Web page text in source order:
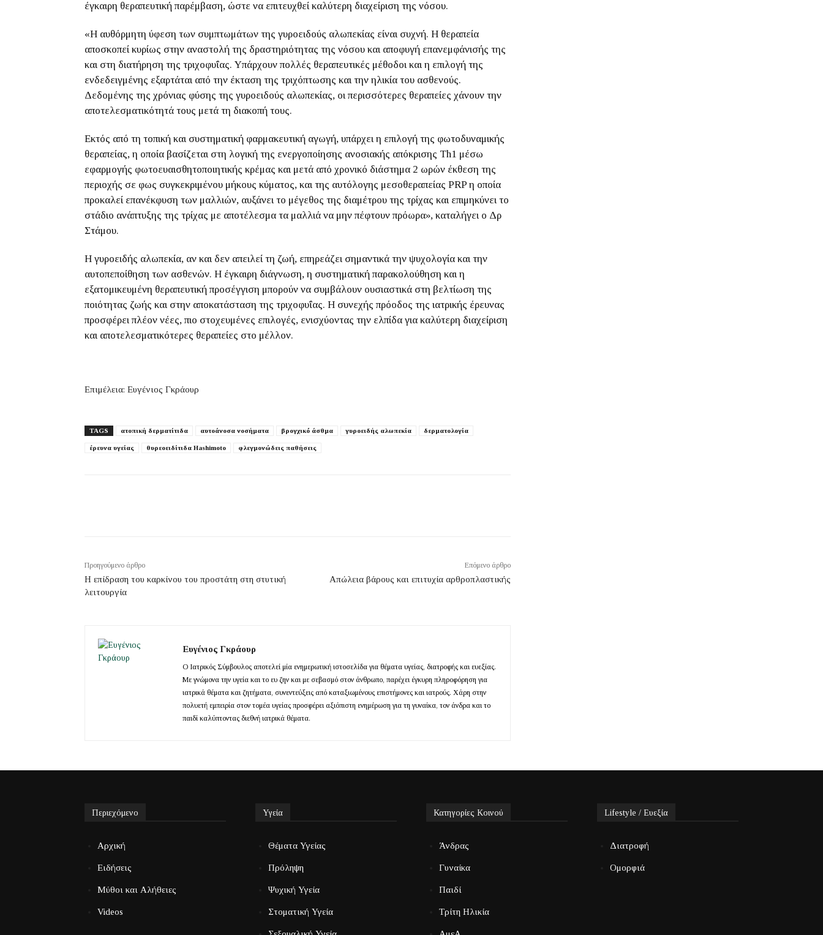
έγκαιρη θεραπευτική παρέμβαση, ώστε να επιτευχθεί καλύτερη διαχείριση της νόσου.
«Η αυθόρμητη ύφεση των συμπτωμάτων της γυροειδούς αλωπεκίας είναι συχνή. Η θεραπεία
αποσκοπεί κυρίως στην αναστολή της δραστηριότητας της νόσου και αποφυγή επανεμφάνισής της
και στη διατήρηση της τριχοφυΐας. Υπάρχουν πολλές θεραπευτικές μέθοδοι και η επιλογή της
ενδεδειγμένης εξαρτάται από την έκταση της τριχόπτωσης και την ηλικία του ασθενούς.
Δεδομένης της χρόνιας φύσης της γυροειδούς αλωπεκίας, οι περισσότερες θεραπείες χάνουν την
αποτελεσματικότητά τους μετά τη διακοπή τους.
Εκτός από τη τοπική και συστηματική φαρμακευτική αγωγή, υπάρχει η επιλογή της φωτοδυναμικής
θεραπείας, η οποία βασίζεται στη λογική της ενεργοποίησης ανοσιακής απόκρισης Τh1 μέσω
εφαρμογής φωτοευαισθητοποιητικής κρέμας και μετά από χρονικό διάστημα 2 ωρών έκθεση της
περιοχής σε φως συγκεκριμένου μήκους κύματος, και της αυτόλογης μεσοθεραπείας PRP η οποία
προκαλεί επανέκφυση των μαλλιών, αυξάνει το μέγεθος της διαμέτρου της τρίχας και επιμηκύνει το
στάδιο ανάπτυξης της τρίχας με αποτέλεσμα τα μαλλιά να μην πέφτουν πρόωρα», καταλήγει ο Δρ
Στάμου.
Η γυροειδής αλωπεκία, αν και δεν απειλεί τη ζωή, επηρεάζει σημαντικά την ψυχολογία και την
αυτοπεποίθηση των ασθενών. Η έγκαιρη διάγνωση, η συστηματική παρακολούθηση και η
εξατομικευμένη θεραπευτική προσέγγιση μπορούν να συμβάλουν ουσιαστικά στη βελτίωση της
ποιότητας ζωής και στην αποκατάσταση της τριχοφυΐας. Η συνεχής πρόοδος της ιατρικής έρευνας
προσφέρει πλέον νέες, πιο στοχευμένες επιλογές, ενισχύοντας την ελπίδα για καλύτερη διαχείριση
και αποτελεσματικότερες θεραπείες στο μέλλον.
Επιμέλεια: Ευγένιος Γκράουρ
TAGS ατοπική δερματίτιδα αυτοάνοσα νοσήματα βρογχικό άσθμα γυροειδής αλωπεκία δερματολογία
έρευνα υγείας θυρεοειδίτιδα Hashimoto φλεγμονώδεις παθήσεις
Προηγούμενο άρθρο
Η επίδραση του καρκίνου του προστάτη στη στυτική
λειτουργία
Επόμενο άρθρο
Απώλεια βάρους και επιτυχία αρθροπλαστικής
Ευγένιος Γκράουρ
Ο Ιατρικός Σύμβουλος αποτελεί μία ενημερωτική ιστοσελίδα για θέματα υγείας, διατροφής και ευεξίας.
Με γνώμονα την υγεία και το ευ ζην και με σεβασμό στον άνθρωπο, παρέχει έγκυρη πληροφόρηση για
ιατρικά θέματα και ζητήματα, συνεντεύξεις από καταξιωμένους επιστήμονες και ιατρούς. Χάρη στην
πολυετή εμπειρία στον τομέα υγείας προσφέρει αξιόπιστη ενημέρωση για τη γυναίκα, τον άνδρα και το
παιδί καλύπτοντας διεθνή ιατρικά θέματα.
Περιεχόμενο
Αρχική
Ειδήσεις
Μύθοι και Αλήθειες
Videos
Υγεία
Θέματα Υγείας
Πρόληψη
Ψυχική Υγεία
Στοματική Υγεία
Κατηγορίες Κοινού
Άνδρας
Γυναίκα
Παιδί
Τρίτη Ηλικία
Lifestyle / Ευεξία
Διατροφή
Ομορφιά